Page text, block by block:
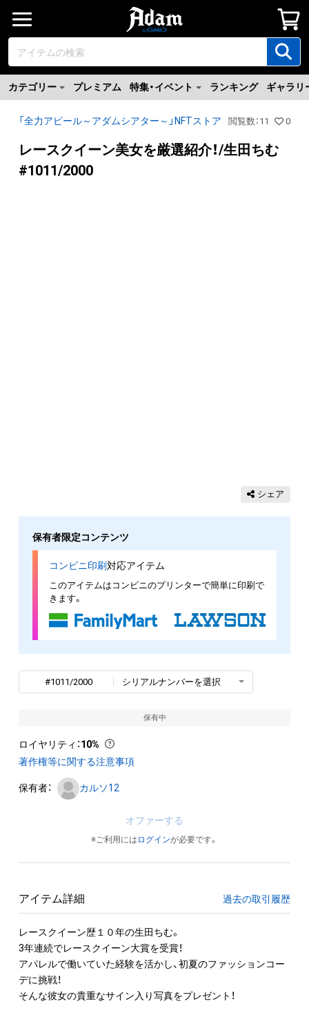
カテゴリー プレミアム 特集・イベント ランキング ギャラリ
「全力アピール～アダムシアター～」NFTストア 閲覧数 ： 11 0
レースクイーン美女を厳選紹介！/生田ちむ
#1011/2000
シェア
保有者限定コンテンツ
コンビニ印刷対応アイテム
このアイテムはコンビニのプリンターで簡単に印刷で
きます。
#1011/2000 シリアルナンバーを選択
保有中
ロイヤリティ ：10%
著作権等に関する注意事項
保有者： カルソ12
オファーする
※ご利用には ログインが必要です。
アイテム詳細 過去の取引履歴
レースクイーン歴１０年の生田ちむ。
3年連続でレースクイーン大賞を受賞！
アパレルで働いていた経験を活かし、初夏のファッションコー
デに挑戦！
そんな彼女の貴重なサイン入り写真をプレゼント！